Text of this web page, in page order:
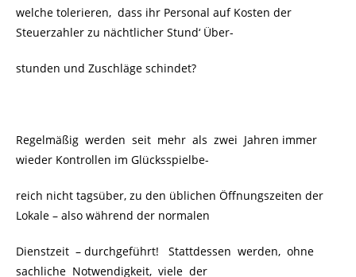
welche tolerieren, dass ihr Personal auf Kosten der
Steuerzahler zu nächtlicher Stund‘ Über-
stunden und Zuschläge schindet?
Regelmäßig werden seit mehr als zwei Jahren immer
wieder Kontrollen im Glücksspielbe-
reich nicht tagsüber, zu den üblichen Öffnungszeiten der
Lokale – also während der normalen
Dienstzeit – durchgeführt! Stattdessen werden, ohne
sachliche Notwendigkeit, viele der